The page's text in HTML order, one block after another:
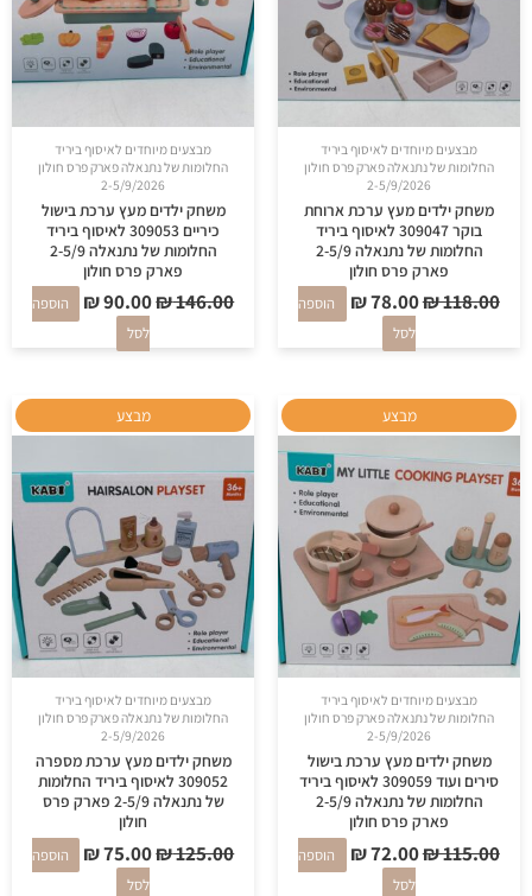
מבצעים מיוחדים לאיסוף ביריד
החלומות של נתנאלה פארק פרס חולון
2-5/9/2026
משחק ילדים מעץ ערכת ארוחת
בוקר 309047 לאיסוף ביריד
החלומות של נתנאלה 2-5/9
פארק פרס חולון
₪118.00
₪78.00
הוספה
לסל
מבצעים מיוחדים לאיסוף ביריד
החלומות של נתנאלה פארק פרס חולון
2-5/9/2026
משחק ילדים מעץ ערכת בישול
כיריים 309053 לאיסוף ביריד
החלומות של נתנאלה 2-5/9
פארק פרס חולון
₪146.00
₪90.00
הוספה
לסל
מבצע
מבצעים מיוחדים לאיסוף ביריד
החלומות של נתנאלה פארק פרס חולון
2-5/9/2026
משחק ילדים מעץ ערכת בישול
סירים ועוד 309059 לאיסוף ביריד
החלומות של נתנאלה 2-5/9
פארק פרס חולון
₪115.00
המחיר
המקורי
היה:
₪ 115.00.
₪72.00
המחיר
הנוכחי
הוא:
₪ 72.00.
הוספה
לסל
מבצע
מבצעים מיוחדים לאיסוף ביריד
החלומות של נתנאלה פארק פרס חולון
2-5/9/2026
משחק ילדים מעץ ערכת מספרה
309052 לאיסוף ביריד החלומות
של נתנאלה 2-5/9 פארק פרס
חולון
₪125.00
המחיר
המקורי
₪ 125.00.
₪75.00
המחיר
הנוכחי
₪ 75.00.
הוספה
לסל